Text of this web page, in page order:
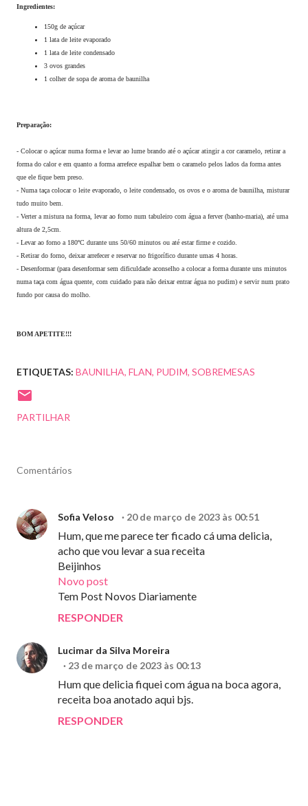
Ingredientes:
150g de açúcar
1 lata de leite evaporado
1 lata de leite condensado
3 ovos grandes
1 colher de sopa de aroma de baunilha
Preparação:
- Colocar o açúcar numa forma e levar ao lume brando até o açúcar atingir a cor caramelo, retirar a
forma do calor e em quanto a forma arrefece espalhar bem o caramelo pelos lados da forma antes
que ele fique bem preso.
- Numa taça colocar o leite evaporado, o leite condensado, os ovos e o aroma de baunilha, misturar
tudo muito bem.
- Verter a mistura na forma, levar ao forno num tabuleiro com água a ferver (banho-maria), até uma
altura de 2,5cm.
- Levar ao forno a 180ºC durante uns 50/60 minutos ou até estar firme e cozido.
- Retirar do forno, deixar arrefecer e reservar no frigorífico durante umas 4 horas.
- Desenformar (para desenformar sem dificuldade aconselho a colocar a forma durante uns minutos
numa taça com água quente, com cuidado para não deixar entrar água no pudim) e servir num prato
fundo por causa do molho.
BOM APETITE!!!
ETIQUETAS: BAUNILHA FLAN PUDIM SOBREMESAS
PARTILHAR
Comentários
Sofia Veloso 20 de março de 2023 às 00:51
Hum, que me parece ter ficado cá uma delicia,
acho que vou levar a sua receita
Beijinhos
Novo post
Tem Post Novos Diariamente
RESPONDER
Lucimar da Silva Moreira
23 de março de 2023 às 00:13
Hum que delicia fiquei com água na boca agora,
receita boa anotado aqui bjs.
RESPONDER